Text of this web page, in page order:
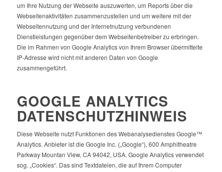
um Ihre Nutzung der Webseite auszuwerten, um Reports über die
Webseitenaktivitäten zusammenzustellen und um weitere mit der
Webseitennutzung und der Internetnutzung verbundenen
Dienstleistungen gegenüber dem Webseitenbetreiber zu erbringen.
Die im Rahmen von Google Analytics von Ihrem Browser übermittelte
IP-Adresse wird nicht mit anderen Daten von Google
zusammengeführt.
GOOGLE ANALYTICS
DATENSCHUTZHINWEIS
Diese Webseite nutzt Funktionen des Webanalysedienstes Google™
Analytics. Anbieter ist die Google Inc. („Google“), 600 Amphitheatre
Parkway Mountan View, CA 94042, USA. Google Analytics verwendet
sog. „Cookies“. Das sind Textdateien, die auf Ihrem Computer